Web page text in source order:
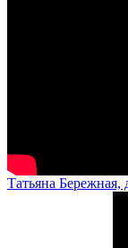
Татьяна Бережная,